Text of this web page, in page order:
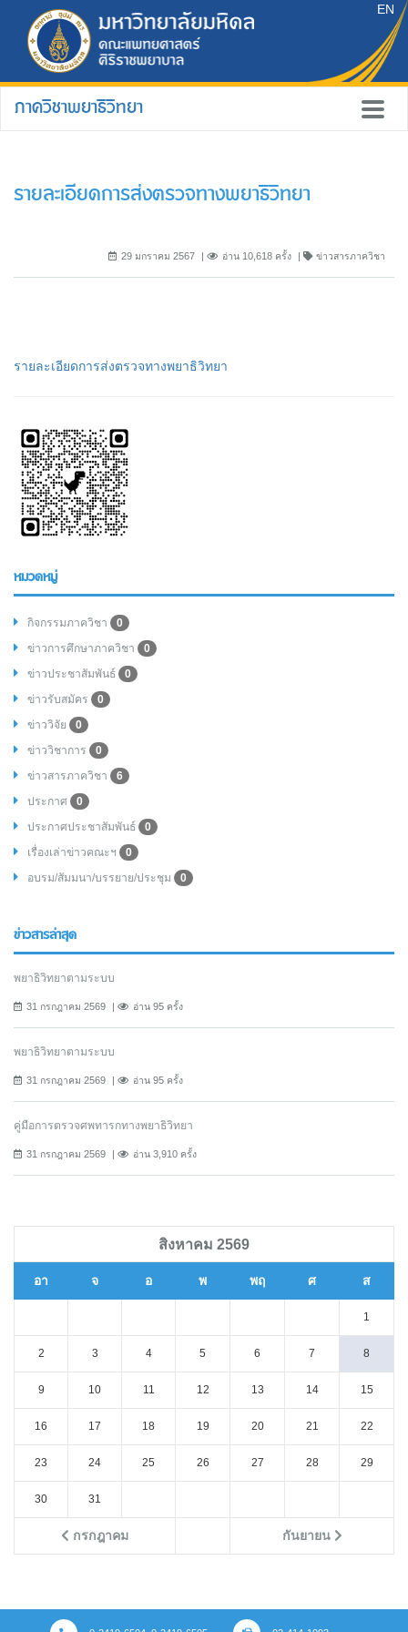
EN
ภาควิชาพยาธิวิทยา
รายละเอียดการส่งตรวจทางพยาธิวิทยา
29 มกราคม 2567 อ่าน 10,618 ครั้ง ข่าวสารภาควิชา
รายละเอียดการส่งตรวจทางพยาธิวิทยา
หมวดหมู่
กิจกรรมภาควิชา
0
ข่าวการศึกษาภาควิชา
0
ข่าวประชาสัมพันธ์
0
ข่าวรับสมัคร
0
ข่าววิจัย
0
ข่าววิชาการ
0
ข่าวสารภาควิชา
6
ประกาศ
0
ประกาศประชาสัมพันธ์
0
เรื่องเล่าข่าวคณะฯ
0
อบรม/สัมมนา/บรรยาย/ประชุม
0
ข่าวสารล่าสุด
พยาธิวิทยาตามระบบ
31 กรกฎาคม 2569 อ่าน 95 ครั้ง
พยาธิวิทยาตามระบบ
31 กรกฎาคม 2569 อ่าน 95 ครั้ง
คู่มือการตรวจศพทารกทางพยาธิวิทยา
31 กรกฎาคม 2569 อ่าน 3,910 ครั้ง
สิงหาคม 2569
อา จ อ พ พฤ ศ ส
กรกฎาคม กันยายน
1
2 3 4 5 6 7 8
9 10 11 12 13 14 15
16 17 18 19 20 21 22
23 24 25 26 27 28 29
30 31